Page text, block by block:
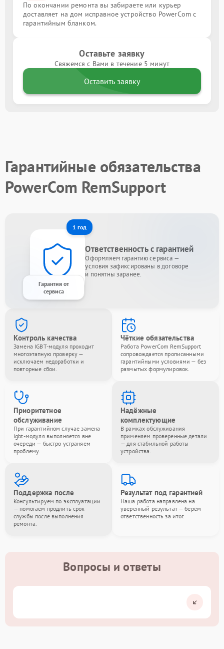
По окончании ремонта вы забираете или курьер
доставляет на дом исправное устройство PowerCom с
гарантийным бланком.
Оставьте заявку
Свяжемся с Вами в течение 5 минут
Оставить заявку
Гарантийные обязательства
PowerCom RemSupport
1 год
Гарантия от
сервиса
Ответственность с гарантией
Оформляем гарантию сервиса —
условия зафиксированы в договоре
и понятны заранее.
Контроль качества
Замена IGBT-модуля проходит
многоэтапную проверку —
исключаем недоработки и
повторные сбои.
Чёткие обязательства
Работа PowerCom RemSupport
сопровождается прописанными
гарантийными условиями — без
размытых формулировок.
Приоритетное
обслуживание
При гарантийном случае замена
igbt-модуля выполняется вне
очереди — быстро устраняем
проблему.
Надёжные
комплектующие
В рамках обслуживания
применяем проверенные детали
— для стабильной работы
устройства.
Поддержка после
Консультируем по эксплуатации
— помогаем продлить срок
службы после выполнения
ремонта.
Результат под гарантией
Наша работа направлена на
уверенный результат — берём
ответственность за итог.
Вопросы и ответы